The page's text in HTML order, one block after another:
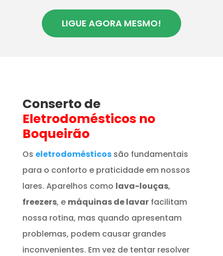
LIGUE AGORA MESMO!
Conserto de
Eletrodomésticos no
Boqueirão
Os eletrodomésticos são fundamentais
para o conforto e praticidade em nossos
lares. Aparelhos como lava-louças,
freezers, e máquinas de lavarfacilitam
nossa rotina, mas quando apresentam
problemas, podem causar grandes
inconvenientes. Em vez de tentar resolver